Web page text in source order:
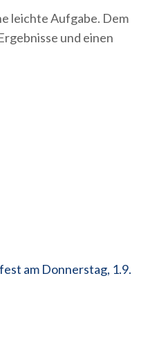
leichte Aufgabe. Dem
und einen
am Donnerstag, 1.9.